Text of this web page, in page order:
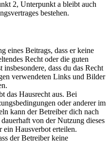
2, Unterpunkt a bleibt auch
bestehen.
eines Beitrags, dass er keine
Recht oder die guten
dass du das Recht
verwendeten Links und Bilder
das Hausrecht aus. Bei
oder anderer im
kann der Betreiber dich nach
von der Nutzung dieses
ein Hausverbot erteilen.
der Betreiber keine